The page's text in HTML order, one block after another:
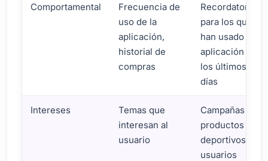
Comportamental
Frecuencia de
uso de la
aplicación,
historial de
compras
Recordatorio
para los que no
han usado la
aplicación en
los últimos 30
días
Intereses
Temas que
interesan al
usuario
Campañas de
productos
deportivos para
usuarios